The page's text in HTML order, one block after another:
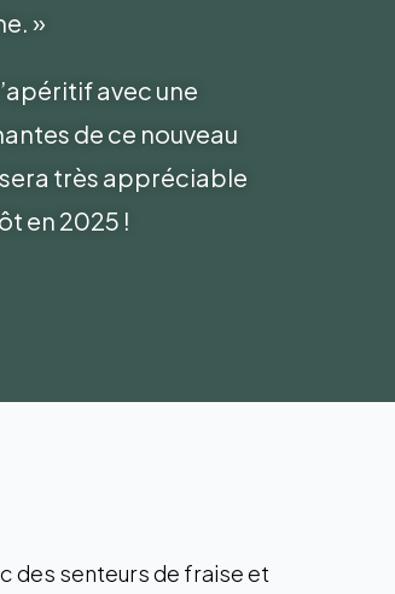
»
avec une
de ce nouveau
très appréciable
en 2025 !
des senteurs de fraise et